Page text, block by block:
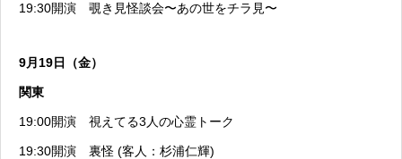
19:30開演 覗き見怪談会〜あの世をチラ見〜
9月19日（金）
関東
19:00開演 視えてる3人の心霊トーク
19:30開演 裏怪 (客人：杉浦仁輝)